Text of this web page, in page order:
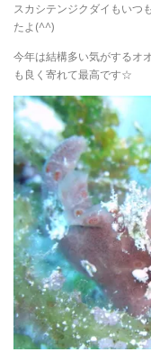
スカシテンジクダイもいつ
たよ(^^)
今年は結構多い気がするオ
も良く寄れて最高です☆